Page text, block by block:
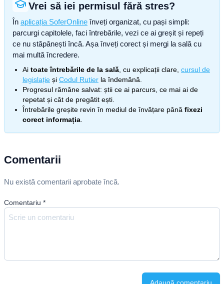
Vrei să iei permisul fără stres?
În aplicația SoferOnline înveți organizat, cu pași simpli:
parcurgi capitolele, faci întrebările, vezi ce ai greșit și repeți
ce nu stăpânești încă. Așa înveți corect și mergi la sală cu
mai multă încredere.
Ai toate întrebările de la sală , cu explicații clare, cursul de
legislație și Codul Rutier la îndemână.
Progresul rămâne salvat: știi ce ai parcurs, ce mai ai de
repetat și cât de pregătit ești.
Întrebările greșite revin în mediul de învățare până fixezi
corect informația
Comentarii
Nu există comentarii aprobate încă.
Comentariu *